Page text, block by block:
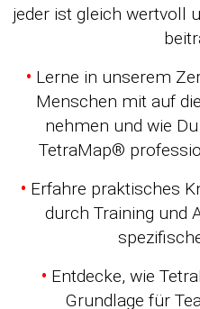
jeder ist gleich wertvoll
• Lerne in unserem
Menschen mit auf
nehmen und wie
TetraMap®
• Erfahre praktisches
durch Training und
• Entdecke, wie
Grundlage für